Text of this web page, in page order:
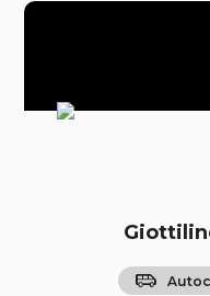
airport_shuttle